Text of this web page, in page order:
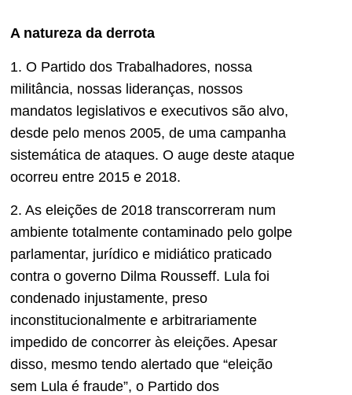
A natureza da derrota
1. O Partido dos Trabalhadores, nossa
militância, nossas lideranças, nossos
mandatos legislativos e executivos são alvo,
desde pelo menos 2005, de uma campanha
sistemática de ataques. O auge deste ataque
ocorreu entre 2015 e 2018.
2. As eleições de 2018 transcorreram num
ambiente totalmente contaminado pelo golpe
parlamentar, jurídico e midiático praticado
contra o governo Dilma Rousseff. Lula foi
condenado injustamente, preso
inconstitucionalmente e arbitrariamente
impedido de concorrer às eleições. Apesar
disso, mesmo tendo alertado que “eleição
sem Lula é fraude”, o Partido dos